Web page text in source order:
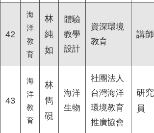
42
海
洋
教
育
林
純
如
體驗
教學
設計
資深環境
教育
講師
43
海
洋
教
育
林
雋
硯
海洋
生物
社團法人
台灣海洋
環境教育
推廣協會
研究
員